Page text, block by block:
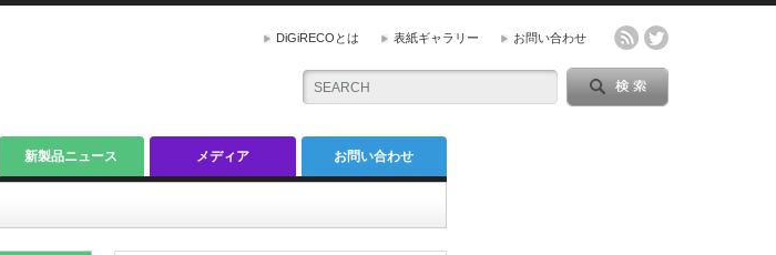
DiGiRECOとは 表紙ギャラリー お問い合わせ
新製品ニュース メディア お問い合わせ